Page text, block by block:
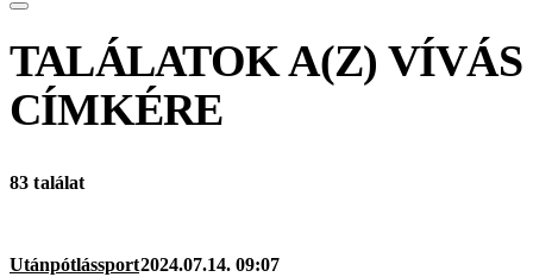
TALÁLATOK A(Z) VÍVÁS
CÍMKÉRE
83 találat
Utánpótlássport2024.07.14. 09:07